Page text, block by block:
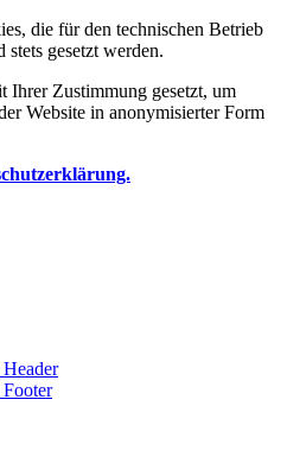
die für den technischen Betrieb
gesetzt werden.
Ihrer Zustimmung gesetzt, um
Website in anonymisierter Form